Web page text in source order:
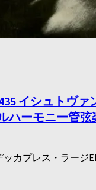
イシュトヴ
ハーモニー管弦
カプレス・ラージ